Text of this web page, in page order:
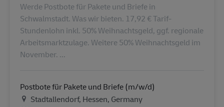
Werde Postbote für Pakete und Briefe in
Schwalmstadt. Was wir bieten. 17,92 € Tarif-
Stundenlohn inkl. 50% Weihnachtsgeld, ggf. regionale
Arbeitsmarktzulage. Weitere 50% Weihnachtsgeld im
November. ...
Postbote für Pakete und Briefe (m/w/d)
地点Stadtallendorf, Hessen, Germany